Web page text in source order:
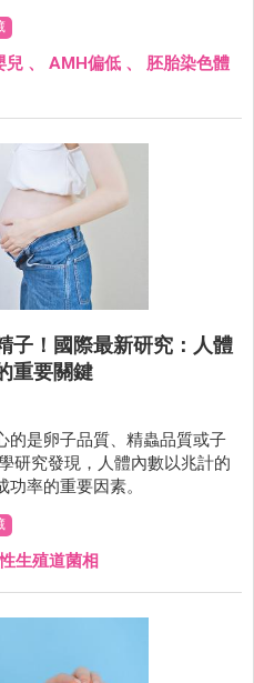
的年代，願意結婚、生育，為
的大功臣！然而，比起年輕孕
不免要面臨較高的風險，而讓
兒 、 AMH偏低 、 胚胎染色體
子！國際最新研究：人體
重要關鍵
的是卵子品質、精蟲品質或子
研究發現，人體內數以兆計的
率的重要因素。
生殖道菌相